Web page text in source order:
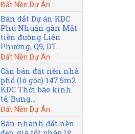
Đất Nền Dự Án
Bán đất Dự án KDC
Phú Nhuận gần Mặt
tiền đường Liên
Phường, Q9, DT...
Đất Nền Dự Án
Cần bán đất nền nhà
phố (lô góc) 147.5m2
KDC Thời báo kinh
tế, Bưng...
Đất Nền Dự Án
Bán nhanh đất nền